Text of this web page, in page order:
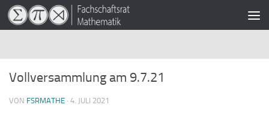
Zum Inhalt springen
Vollversammlung am 9.7.21
VON FSRMATHE · 4. JULI 2021